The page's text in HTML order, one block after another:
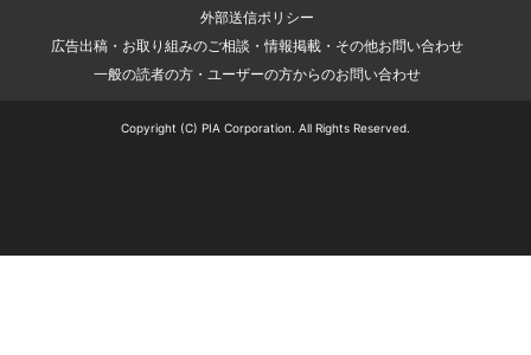
外部送信ポリシー
広告出稿・お取り組みのご相談・情報掲載・その他お問い合わせ
一般の読者の方・ユーザーの方からのお問い合わせ
Copyright (C) PIA Corporation. All Rights Reserved.